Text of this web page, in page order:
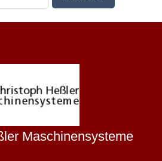
Maschinensysteme